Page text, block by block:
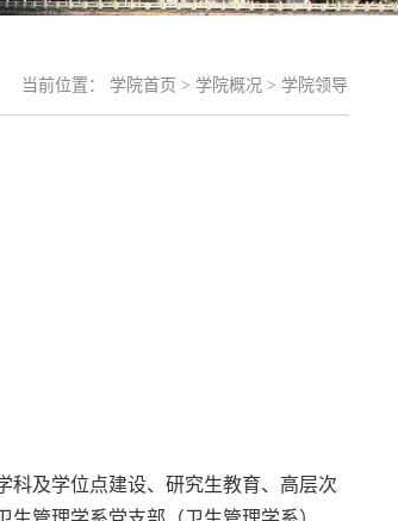
当前位置： 学院首页 > 学院概况 > 学院领导
及学位点建设、研究生教育、高层次